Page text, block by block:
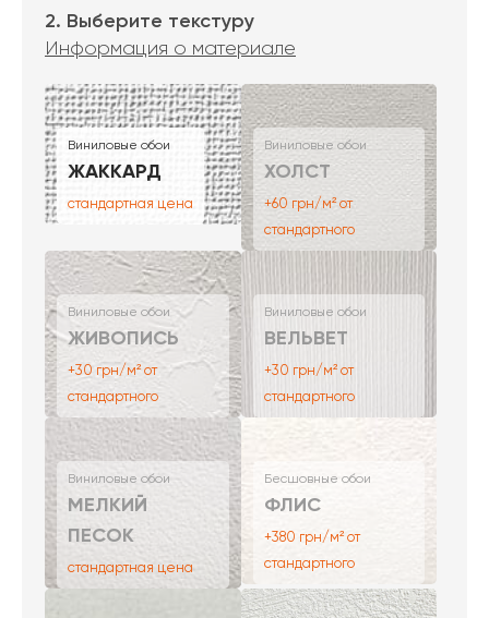
2. Выберите текстуру
Информация о материале
Виниловые обои
ЖАККАРД
стандартная цена
Виниловые обои
ХОЛСТ
+60 грн/м² от
стандартного
Виниловые обои
ЖИВОПИСЬ
+30 грн/м² от
стандартного
Виниловые обои
ВЕЛЬВЕТ
+30 грн/м² от
стандартного
Виниловые обои
МЕЛКИЙ
ПЕСОК
стандартная цена
Бесшовные обои
ФЛИС
+380 грн/м² от
стандартного